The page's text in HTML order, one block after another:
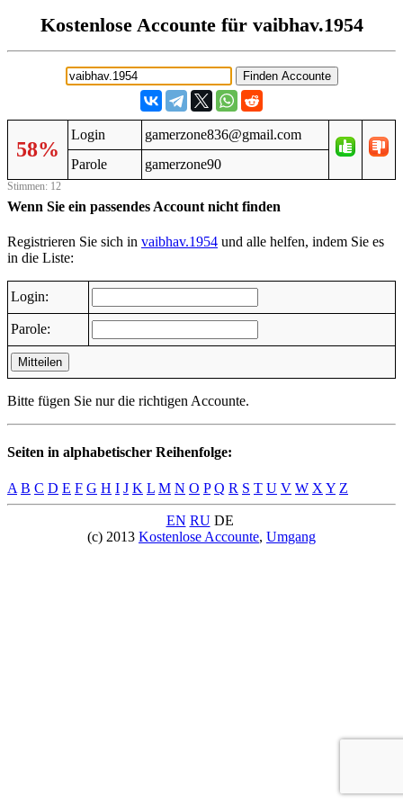
Kostenlose Accounte für vaibhav.1954
58%
Login
gamerzone836@gmail.com
Parole
gamerzone90
Stimmen: 12
Wenn Sie ein passendes Account nicht finden
Registrieren Sie sich in vaibhav.1954 und alle helfen, indem Sie es
in die Liste:
Login:
Parole:
Mitteilen
Bitte fügen Sie nur die richtigen Accounte.
Seiten in alphabetischer Reihenfolge:
A B C D E F G H I J K L M N O P Q R S T U V W X Y Z
EN RUDE
(c) 2013 Kostenlose Accounte, Umgang